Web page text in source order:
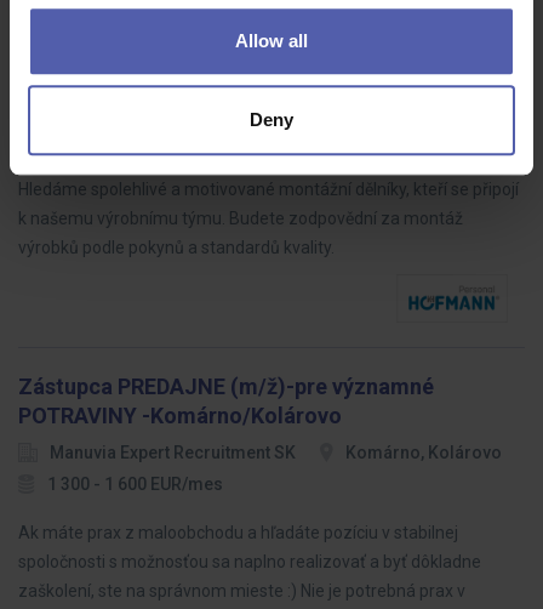
Allow all
Deny
Montážní dělník ve výrobě BEZ NOČNÍCH (M/Ž)
Nový Bydžov
Hledáme spolehlivé a motivované montážní dělníky, kteří se připojí
k našemu výrobnímu týmu. Budete zodpovědní za montáž
výrobků podle pokynů a standardů kvality.
Zástupca PREDAJNE (m/ž)-pre významné
POTRAVINY -Komárno/Kolárovo
Manuvia Expert Recruitment SK
Komárno, Kolárovo
1 300 - 1 600 EUR/mes
Ak máte prax z maloobchodu a hľadáte pozíciu v stabilnej
spoločnosti s možnosťou sa naplno realizovať a byť dôkladne
zaškolení, ste na správnom mieste :) Nie je potrebná prax v